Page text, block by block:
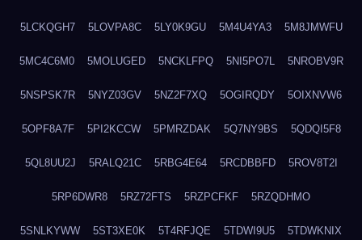
5LCKQGH7 5LOVPA8C 5LY0K9GU 5M4U4YA3 5M8JMWFU
5MC4C6M0 5MOLUGED 5NCKLFPQ 5NI5PO7L 5NROBV9R
5NSPSK7R 5NYZ03GV 5NZ2F7XQ 5OGIRQDY 5OIXNVW6
5OPF8A7F 5PI2KCCW 5PMRZDAK 5Q7NY9BS 5QDQI5F8
5QL8UU2J 5RALQ21C 5RBG4E64 5RCDBBFD 5ROV8T2I
5RP6DWR8 5RZ72FTS 5RZPCFKF 5RZQDHMO
5SNLKYWW 5ST3XE0K 5T4RFJQE 5TDWI9U5 5TDWKNIX